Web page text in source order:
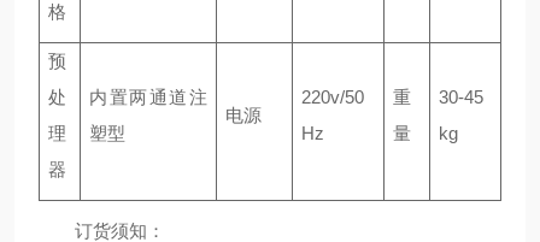
格
预
处
理
器
内置两通道注
塑型
电源
220v/50
Hz
重
量
30-45
kg
订货须知：